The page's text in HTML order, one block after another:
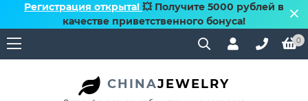
Регистрация открыта! 💥 Получите 5000 рублей в
качестве приветственного бонуса!
0
CHINAJEWELRY